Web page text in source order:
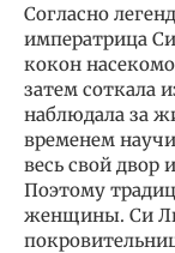
Согласно
императрица
кокон
затем соткала
наблюдала за
временем
весь свой
Поэтому
женщины. Си